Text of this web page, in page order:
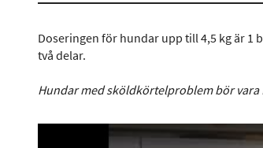
Doseringen för hundar upp till 4,5 kg är 1
två delar.
Hundar med sköldkörtelproblem bör